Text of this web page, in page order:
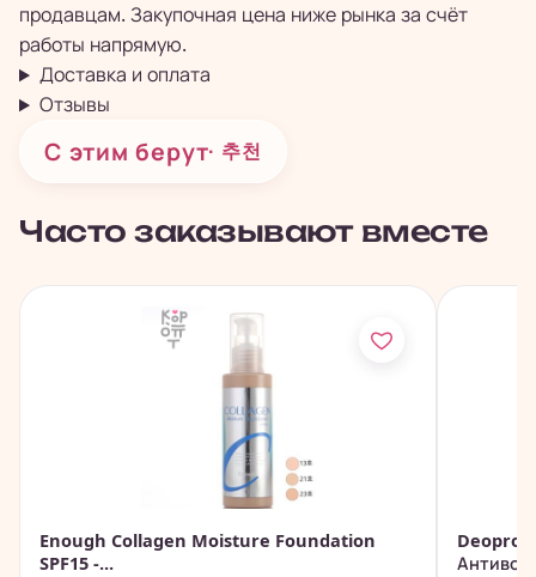
продавцам. Закупочная цена ниже рынка за счёт
работы напрямую.
Доставка и оплата
Отзывы
С этим берут· 추천
Часто заказывают вместе
Enough Collagen Moisture Foundation
SPF15 -...